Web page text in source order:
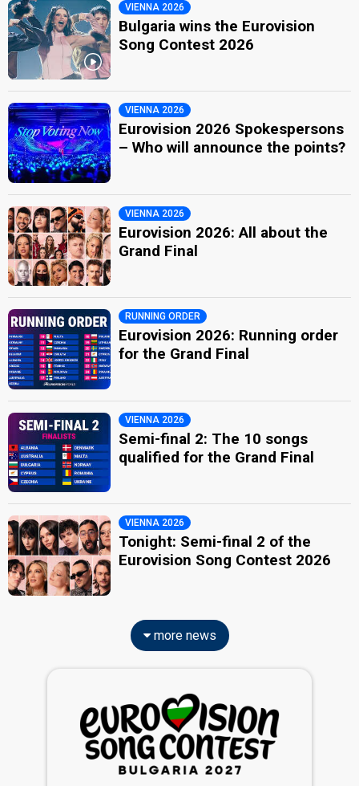
VIENNA 2026
Bulgaria wins the Eurovision
Song Contest 2026
VIENNA 2026
Eurovision 2026 Spokespersons
– Who will announce the points?
VIENNA 2026
Eurovision 2026: All about the
Grand Final
RUNNING ORDER
Eurovision 2026: Running order
for the Grand Final
VIENNA 2026
Semi-final 2: The 10 songs
qualified for the Grand Final
VIENNA 2026
Tonight: Semi-final 2 of the
Eurovision Song Contest 2026
more news